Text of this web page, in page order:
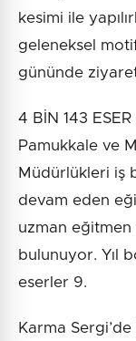
kesimi ile
geleneksel
gününde
4 BİN 143
Pamukkale ve
Müdürlükleri iş
devam eden
uzman
bulunuyor. Yıl
eserler 9.
Karma